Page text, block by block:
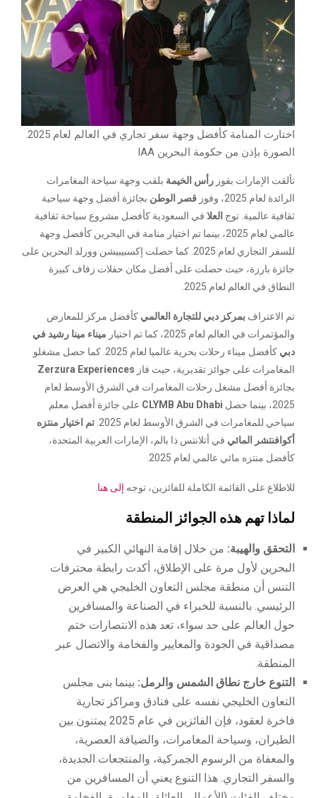
اختارت المنامة كأفضل وجهة سفر تجاري في العالم لعام 2025.
الصورة بإذن من حكومة البحرين IAA
تألقت الإمارات بفوز رأس الخيمة بلقب وجهة سياحة المغامرات
الرائدة لعام 2025، وفوز
قصر الوطن بجائزة أفضل وجهة سياحية
ثقافية عالمية. توج العلا في السعودية كأفضل مشروع سياحة ثقافية
عالمي لعام 2025، بينما تم اختيار منامة في البحرين كأفضل وجهة
للسفر التجاري لعام 2025. كما حصلت إكسبيبيشن وورلد البحرين على
جائزة بارزة، حيث حصلت على أفضل مكان حفلات زفاف كبيرة
النطاق في العالم لعام 2025.
تم الاعتراف بمركز دبي للتجارة العالمي كأفضل مركز للمعارض
والمؤتمرات في العالم لعام 2025، كما تم اختيار
ميناء مينا رشيد في
دبي
كأفضل ميناء رحلات بحرية عالميا لعام 2025. كما حصل مشغلو
المغامرات على جوائز تقديرية، حيث فاز Zerzura Experiences
بجائزة أفضل مشغل رحلات المغامرات في الشرق الأوسط لعام
2025، بينما حصل
CLYMB Abu Dhabi على جائزة أفضل معلم
سياحي للمغامرات في الشرق الأوسط لعام 2025.
تم اختيار منتزه
أكوافنتشر المائي في أتلانتس ذا بالم، الإمارات العربية المتحدة،
كأفضل منتزه مائي عالمي لعام 2025.
للاطلاع على القائمة الكاملة للفائزين، توجه إلى هنا
لماذا تهم هذه الجوائز المنطقة
التحقق والهيبة: من خلال إقامة النهائي الكبير في
البحرين لأول مرة على الإطلاق، أكدت رابطة محترفات
التنس أن منطقة مجلس التعاون الخليجي هي العرض
الرئيسي. بالنسبة للخبراء في الصناعة والمسافرين
حول العالم على حد سواء، تعد هذه الانتصارات ختم
مصداقية في الجودة والمعايير والفخامة والاتصال عبر
المنطقة.
التنوع خارج نطاق الشمس والرمل: بينما بنى مجلس
التعاون الخليجي نفسه على فنادق ومراكز تجارية
فاخرة لعقود، فإن الفائزين في عام 2025 يمتنون بين
الطيران، وسياحة المغامرات، والضيافة العصرية،
والمعفاة من الرسوم الجمركية، والمنتجعات الجديدة،
والسفر التجاري. هذا التنوع يعني أن المسافرين من